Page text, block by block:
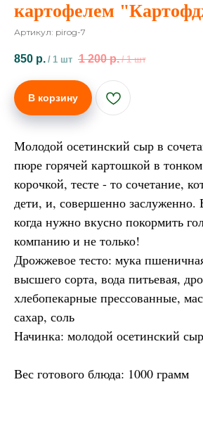
картофелем
Артикул: pirog-7
850 р. / 1 шт 1 200 р. / 1 шт
В корзину
Молодой осетинский сыр в
пюре горячей картошкой в
корочкой, тесте - то сочетание,
дети, и, совершенно заслуженно.
когда нужно вкусно покормить
компанию и не только!
Дрожжевое тесто: мука
высшего сорта, вода питьевая,
хлебопекарные прессованные,
сахар, соль
Начинка: молодой осетинский
Вес готового блюда: 1000 грамм